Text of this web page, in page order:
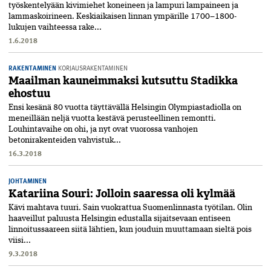
työskentelyään kivimiehet koneineen ja lampuri lampaineen ja
lammaskoirineen. Keskiaikaisen linnan ympärille 1700–1800-
lukujen vaihteessa rake...
1.6.2018
RAKENTAMINEN KORJAUSRAKENTAMINEN
Maailman kauneimmaksi kutsuttu Stadikka
ehostuu
Ensi kesänä 80 vuotta täyttävällä Helsingin Olympiastadiolla on
meneillään neljä vuotta kestävä perusteellinen remontti.
Louhintavaihe on ohi, ja nyt ovat vuorossa vanhojen
betonirakenteiden vahvistuk...
16.3.2018
JOHTAMINEN
Katariina Souri: Jolloin saaressa oli kylmää
Kävi mahtava tuuri. Sain vuokrattua Suomenlinnasta työtilan. Olin
haaveillut paluusta Helsingin edustalla sijaitsevaan entiseen
linnoitussaareen siitä lähtien, kun jouduin muuttamaan sieltä pois
viisi...
9.3.2018